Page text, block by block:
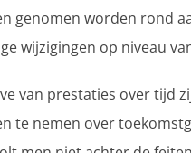
genomen worden rond
wijzigingen op niveau
van prestaties over tijd
te nemen over